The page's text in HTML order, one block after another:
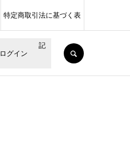
ログイン
特定商取引法に基づく表
記